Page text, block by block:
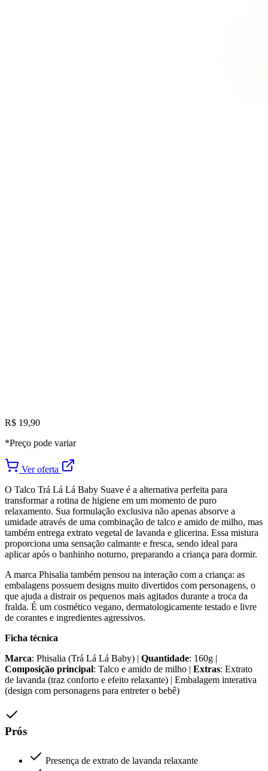
R$ 19,90
*Preço pode variar
Ver oferta
O Talco Trá Lá Lá Baby Suave é a alternativa perfeita para
transformar a rotina de higiene em um momento de puro
relaxamento. Sua formulação exclusiva não apenas absorve a
umidade através de uma combinação de talco e amido de milho, mas
também entrega extrato vegetal de lavanda e glicerina. Essa mistura
proporciona uma sensação calmante e fresca, sendo ideal para
aplicar após o banhinho noturno, preparando a criança para dormir.
A marca Phisalia também pensou na interação com a criança: as
embalagens possuem designs muito divertidos com personagens, o
que ajuda a distrair os pequenos mais agitados durante a troca da
fralda. É um cosmético vegano, dermatologicamente testado e livre
de corantes e ingredientes agressivos.
Ficha técnica
Marca: Phisalia (Trá Lá Lá Baby) | Quantidade: 160g |
Composição principal: Talco e amido de milho | Extras: Extrato
de lavanda (traz conforto e efeito relaxante) | Embalagem interativa
(design com personagens para entreter o bebê)
Prós
Presença de extrato de lavanda relaxante